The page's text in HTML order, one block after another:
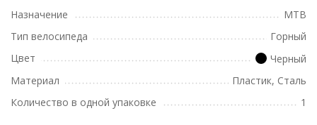
Назначение
MTB
Тип велосипеда
Горный
Цвет
Черный
Материал
Пластик, Сталь
Количество в одной упаковке
1